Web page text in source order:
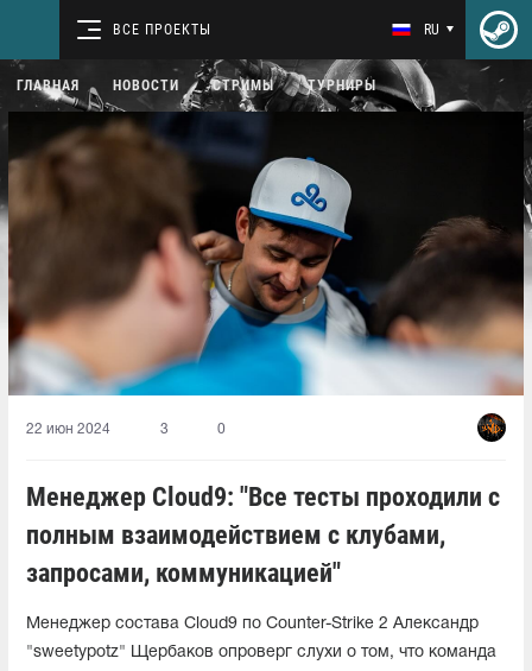
ВСЕ ПРОЕКТЫ RU
ГЛАВНАЯ НОВОСТИ СТРИМЫ ТУРНИРЫ
22 июн 2024 3 0
Менеджер Cloud9: "Все тесты проходили с
полным взаимодействием с клубами,
запросами, коммуникацией"
Менеджер состава Cloud9 по Counter-Strike 2 Александр
"sweetypotz" Щербаков опроверг слухи о том, что команда